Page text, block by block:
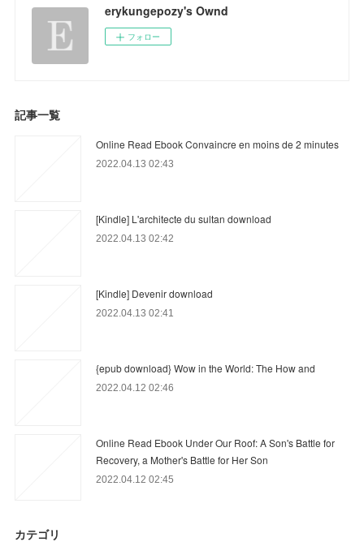
erykungepozy's Ownd
フォロー
記事一覧
Online Read Ebook Convaincre en moins de 2 minutes
2022.04.13 02:43
[Kindle] L'architecte du sultan download
2022.04.13 02:42
[Kindle] Devenir download
2022.04.13 02:41
{epub download} Wow in the World: The How and
2022.04.12 02:46
Online Read Ebook Under Our Roof: A Son's Battle for
Recovery, a Mother's Battle for Her Son
2022.04.12 02:45
カテゴリ